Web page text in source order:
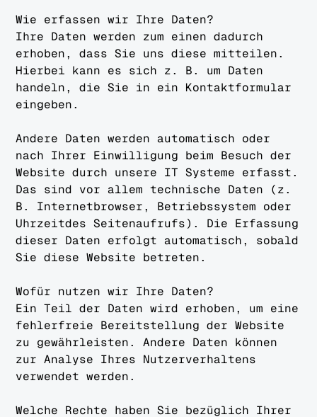
Wie erfassen wir Ihre Daten?
Ihre Daten werden zum einen dadurch
erhoben, dass Sie uns diese mitteilen.
Hierbei kann es sich z. B. um Daten
handeln, die Sie in ein Kontaktformular
eingeben.
Andere Daten werden automatisch oder
nach Ihrer Einwilligung beim Besuch der
Website durch unsere IT Systeme erfasst.
Das sind vor allem technische Daten (z.
B. Internetbrowser, Betriebssystem oder
Uhrzeitdes Seitenaufrufs). Die Erfassung
dieser Daten erfolgt automatisch, sobald
Sie diese Website betreten.
Wofür nutzen wir Ihre Daten?
Ein Teil der Daten wird erhoben, um eine
fehlerfreie Bereitstellung der Website
zu gewährleisten. Andere Daten können
zur Analyse Ihres Nutzerverhaltens
verwendet werden.
Welche Rechte haben Sie bezüglich Ihrer